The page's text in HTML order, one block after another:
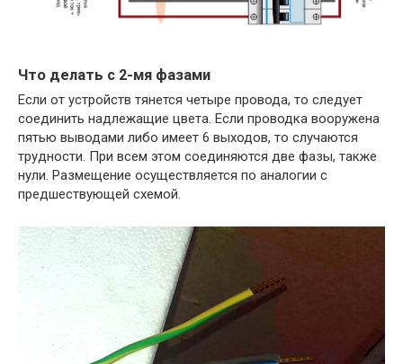
Что делать с 2-мя фазами
Если от устройств тянется четыре провода, то следует
соединить надлежащие цвета. Если проводка вооружена
пятью выводами либо имеет 6 выходов, то случаются
трудности. При всем этом соединяются две фазы, также
нули. Размещение осуществляется по аналогии с
предшествующей схемой.